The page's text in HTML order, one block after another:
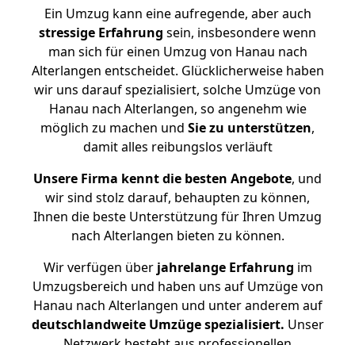
Ein Umzug kann eine aufregende, aber auch
stressige Erfahrung sein, insbesondere wenn
man sich für einen Umzug von Hanau nach
Alterlangen entscheidet. Glücklicherweise haben
wir uns darauf spezialisiert, solche Umzüge von
Hanau nach Alterlangen, so angenehm wie
möglich zu machen und Sie zu unterstützen,
damit alles reibungslos verläuft
Unsere Firma kennt die besten Angebote, und
wir sind stolz darauf, behaupten zu können,
Ihnen die beste Unterstützung für Ihren Umzug
nach Alterlangen bieten zu können.
Wir verfügen überjahrelange Erfahrung im
Umzugsbereich und haben uns auf Umzüge von
Hanau nach Alterlangen und unter anderem auf
deutschlandweite Umzüge spezialisiert. Unser